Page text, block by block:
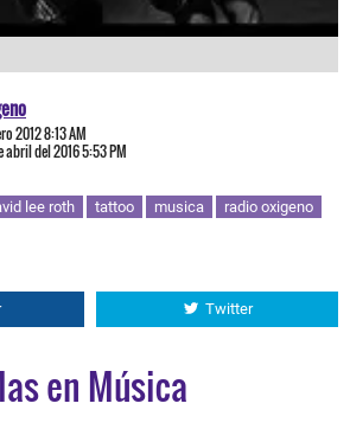
2012 8:13 AM
abril del 2016 5:53 PM
lee roth tattoo musica radio oxigeno
Twitter
en Música